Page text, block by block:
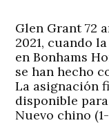
Glen Grant 72
2021, cuando
en Bonhams
se han hecho
La asignación
disponible
Nuevo chino